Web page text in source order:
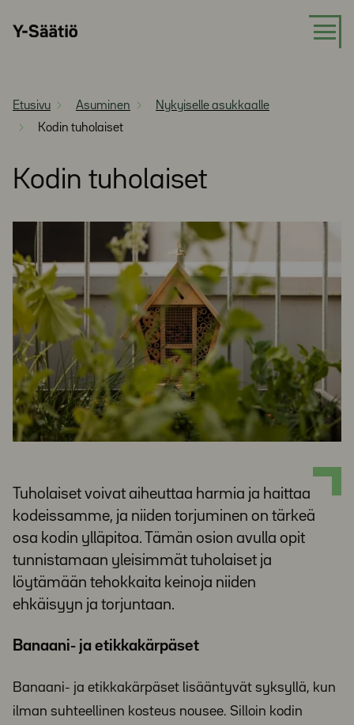
suoraan
Y-
Etusivu Asuminen
Nykyiselle asukkaalle
Kodin tuholaiset
Kodin tuholaiset
Tuholaiset voivat aiheuttaa harmia ja haittaa
kodeissamme, ja niiden torjuminen on tärkeä
osa kodin ylläpitoa. Tämän osion avulla opit
tunnistamaan yleisimmät tuholaiset ja
löytämään tehokkaita keinoja niiden
ehkäisyyn ja torjuntaan.
Banaani- ja etikkakärpäset
Banaani- ja etikkakärpäset lisääntyvät syksyllä, kun
ilman suhteellinen kosteus nousee. Silloin kodin